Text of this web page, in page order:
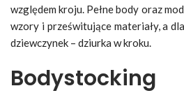
względem kroju. Pełne body oraz
wzory i prześwitujące materiały, a
dziewczynek – dziurka w kroku.
Bodystocking